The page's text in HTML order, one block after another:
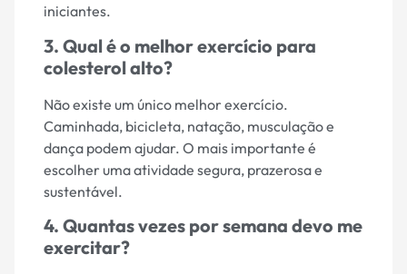
iniciantes.
3. Qual é o melhor exercício para
colesterol alto?
Não existe um único melhor exercício.
Caminhada, bicicleta, natação, musculação e
dança podem ajudar. O mais importante é
escolher uma atividade segura, prazerosa e
sustentável.
4. Quantas vezes por semana devo me
exercitar?